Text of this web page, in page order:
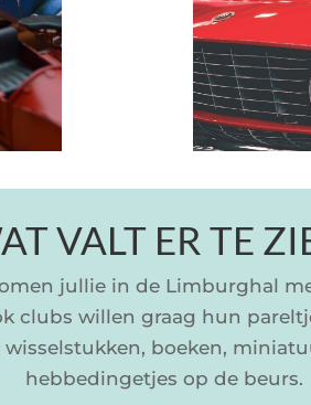
VALT ER TE
jullie in de Limburghal
clubs willen graag hun
boeken,
hebbedingetjes op de beurs.